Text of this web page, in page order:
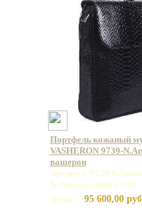
Портфель кожаный
VASHERON 9739-
вашерон
Артикул: 9739
Базовая единица: шт
Цена:
95 600,00